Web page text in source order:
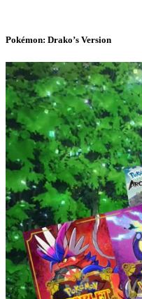
Pokémon: Drako’s Version